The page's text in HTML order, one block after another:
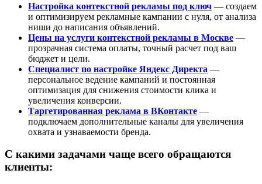
Настройка контекстной рекламы под ключ — создаем
и оптимизируем рекламные кампании с нуля, от анализа
ниши до написания объявлений.
Цены на услуги контекстной рекламы в Москве —
прозрачная система оплаты, точный расчет под ваш
бюджет и цели.
Специалист по настройке Яндекс Директа —
персональное ведение кампаний и постоянная
оптимизация для снижения стоимости клика и
увеличения конверсии.
Таргетированная реклама в ВКонтакте —
подключаем дополнительные каналы для увеличения
охвата и узнаваемости бренда.
С какими задачами чаще всего обращаются
клиенты: